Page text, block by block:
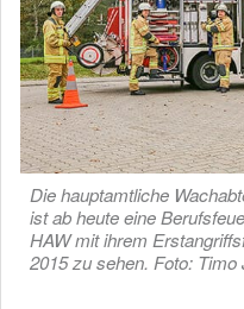
Die hauptamtliche
ist ab heute eine
HAW mit ihrem
2015 zu sehen. Foto: Timo